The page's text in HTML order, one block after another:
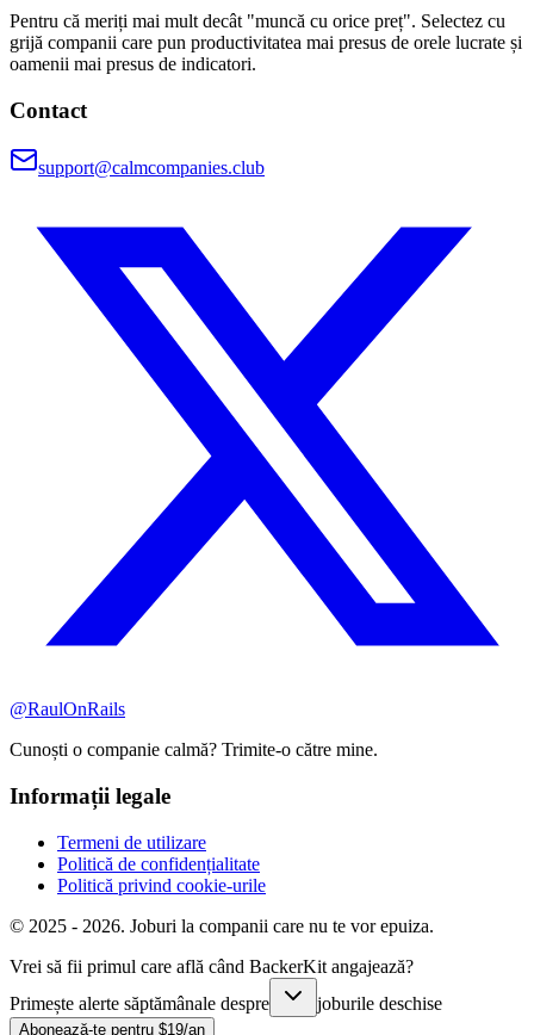
Pentru că meriți mai mult decât "muncă cu orice preț". Selectez cu
grijă companii care pun productivitatea mai presus de orele lucrate și
oamenii mai presus de indicatori.
Contact
support@calmcompanies.club
@RaulOnRails
Cunoști o companie calmă? Trimite-o către mine.
Informații legale
Termeni de utilizare
Politică de confidențialitate
Politică privind cookie-urile
© 2025 - 2026. Joburi la companii care nu te vor epuiza.
Vrei să fii primul care află când BackerKit angajează?
Primește alerte săptămânale despre
joburile deschise
Abonează-te pentru $19/an